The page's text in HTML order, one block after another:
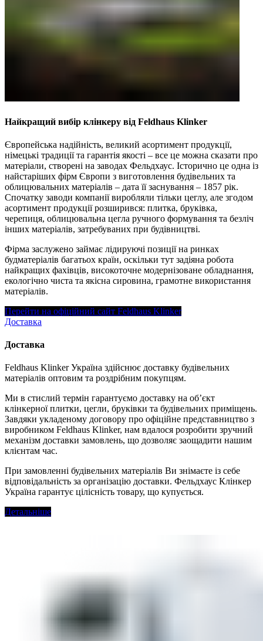
Найкращий вибір клінкеру від Feldhaus Klinker
Європейська надійність, великий асортимент продукції,
німецькі традиції та гарантія якості – все це можна сказати про
матеріали, створені на заводах Фельдхаус. Історично це одна із
найстаріших фірм Європи з виготовлення будівельних та
облицювальних матеріалів – дата її заснування – 1857 рік.
Спочатку заводи компанії виробляли тільки цеглу, але згодом
асортимент продукції розширився: плитка, бруківка,
черепиця, облицювальна цегла ручного формування та безліч
інших матеріалів, затребуваних при будівництві.
Фірма заслужено займає лідируючі позиції на ринках
будматеріалів багатьох країн, оскільки тут задіяна робота
найкращих фахівців, високоточне модернізоване обладнання,
екологічно чиста та якісна сировина, грамотне використання
матеріалів.
Перейти на офіційний сайт Feldhaus Klinker
Доставка
Доставка
Feldhaus Klinker Україна здійснює доставку будівельних
матеріалів оптовим та роздрібним покупцям.
Ми в стислий термін гарантуємо доставку на об’єкт
клінкерної плитки, цегли, бруківки та будівельних приміщень.
Завдяки укладеному договору про офіційне представництво з
виробником Feldhaus Klinker, нам вдалося розробити зручний
механізм доставки замовлень, що дозволяє заощадити нашим
клієнтам час.
При замовленні будівельних матеріалів Ви знімаєте із себе
відповідальність за організацію доставки. Фельдхаус Клінкер
Україна гарантує цілісність товару, що купується.
Детальніше